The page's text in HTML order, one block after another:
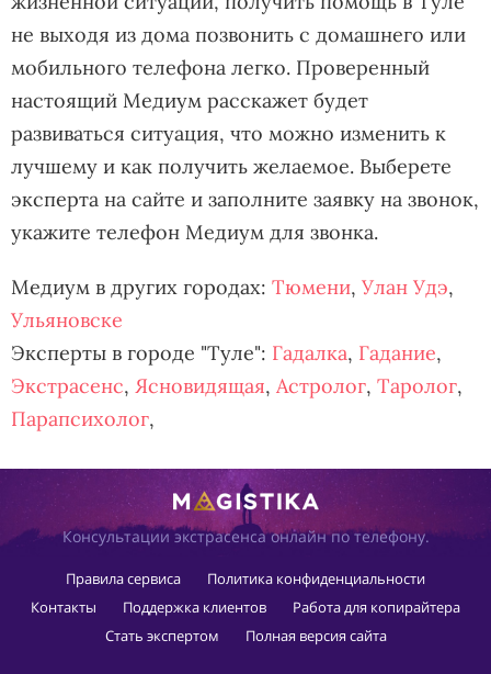
не выходя из дома позвонить с домашнего или
мобильного телефона легко. Проверенный
настоящий Медиум расскажет будет
развиваться ситуация, что можно изменить к
лучшему и как получить желаемое. Выберете
эксперта на сайте и заполните заявку на звонок,
укажите телефон Медиум для звонка.
Медиум в других городах: Тюмени, Улан Удэ,
Ульяновске
Эксперты в городе "Туле": Гадалка, Гадание,
Экстрасенс, Ясновидящая, Астролог, Таролог,
Парапсихолог,
Консультации экстрасенса онлайн по телефону.
Правила сервиса
Политика конфиденциальности
Контакты
Поддержка клиентов
Работа для копирайтера
Стать экспертом
Полная версия сайта